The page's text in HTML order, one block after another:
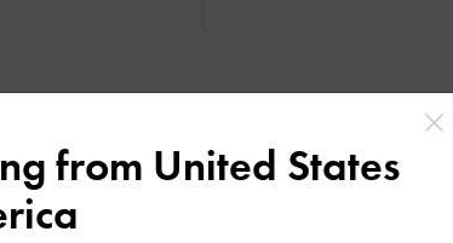
よかった
from United States